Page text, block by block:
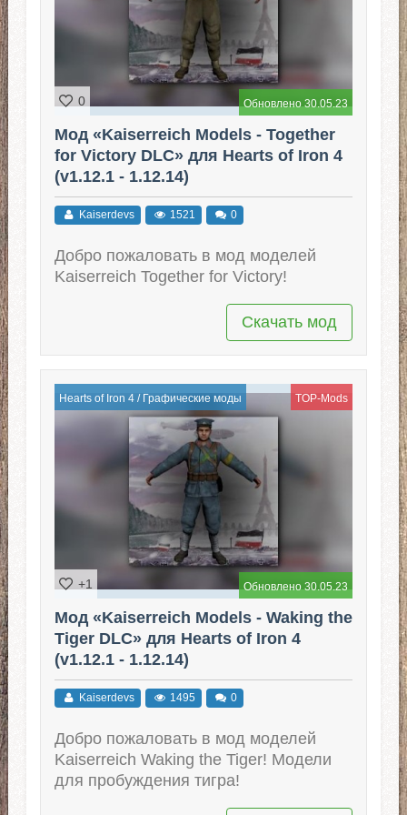
Обновлено 30.05.23
0
Мод «Kaiserreich Models - Together
for Victory DLC» для Hearts of Iron 4
(v1.12.1 - 1.12.14)
Kaiserdevs 1521 0
Добро пожаловать в мод моделей
Kaiserreich Together for Victory!
Скачать мод
Hearts of Iron 4/ Графические моды TOP-Mods
Обновлено 30.05.23
+1
Мод «Kaiserreich Models - Waking the
Tiger DLC» для Hearts of Iron 4
(v1.12.1 - 1.12.14)
Kaiserdevs 1495 0
Добро пожаловать в мод моделей
Kaiserreich Waking the Tiger! Модели
для пробуждения тигра!